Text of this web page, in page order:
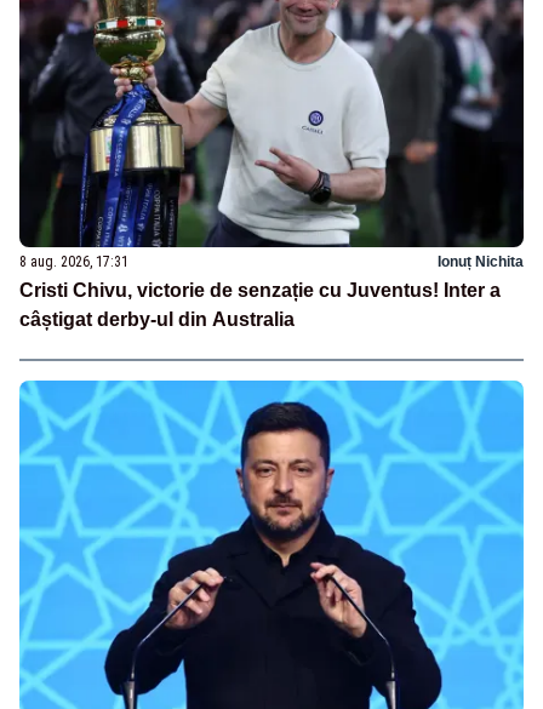
8 aug. 2026, 17:31 Ionuț Nichita
Cristi Chivu, victorie de senzație cu Juventus! Inter a
câștigat derby-ul din Australia